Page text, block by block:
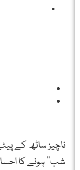
ناچیز ساٹھ کے
شب‘‘ ہونے کا